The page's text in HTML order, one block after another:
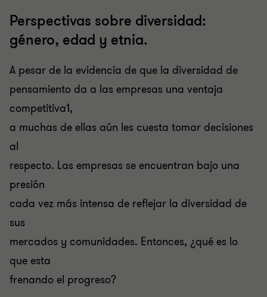
Perspectivas sobre diversidad:
género, edad y etnia.
A pesar de la evidencia de que la diversidad de
pensamiento da a las empresas una ventaja
competitiva1,
a muchas de ellas aún les cuesta tomar decisiones
al
respecto. Las empresas se encuentran bajo una
presión
cada vez más intensa de reflejar la diversidad de
sus
mercados y comunidades. Entonces, ¿qué es lo
que esta
frenando el progreso?